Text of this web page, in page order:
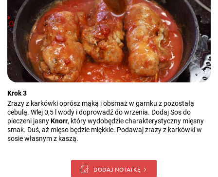
Krok 3
Zrazy z karkówki oprósz mąką i obsmaż w garnku z pozostałą
cebulą. Wlej 0,5 l wody i doprowadź do wrzenia. Dodaj Sos do
pieczeni jasnyKnorr, który wydobędzie charakterystyczny mięsny
smak. Duś, aż mięso będzie miękkie. Podawaj zrazy z karkówki w
sosie własnym z kaszą.
DODAJ NOTATKĘ